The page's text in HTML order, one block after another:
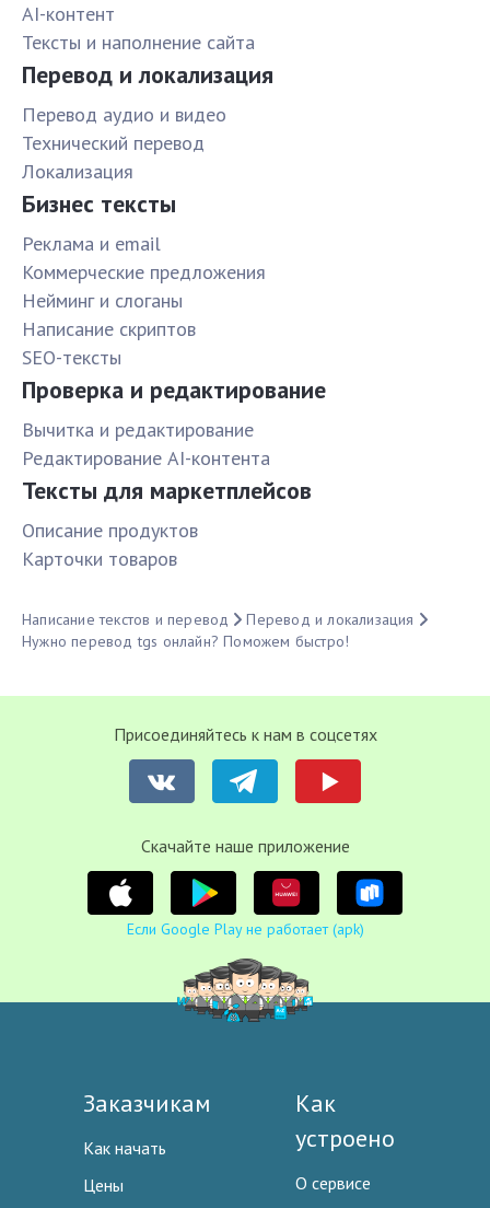
AI-контент
Тексты и наполнение сайта
Перевод и локализация
Перевод аудио и видео
Технический перевод
Локализация
Бизнес тексты
Реклама и email
Коммерческие предложения
Нейминг и слоганы
Написание скриптов
SEO-тексты
Проверка и редактирование
Вычитка и редактирование
Редактирование AI-контента
Тексты для маркетплейсов
Описание продуктов
Карточки товаров
Написание текстов и перевод
Перевод и локализация
Нужно перевод tgs онлайн? Поможем быстро!
Присоединяйтесь к нам в соцсетях
Cкачайте наше приложение
Если Google Play не работает (apk)
Заказчикам
Как начать
Цены
Как
устроено
О сервисе